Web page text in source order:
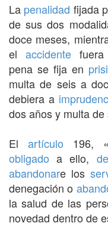
La penalidad fijada
de sus dos
doce meses,
el accidentefuera
pena se fija en
multa de seis a
debiera a
dos años y multa
El artículo 196,
obligado a ello,
abandonare los
denegación o
la salud de las
novedad dentro de